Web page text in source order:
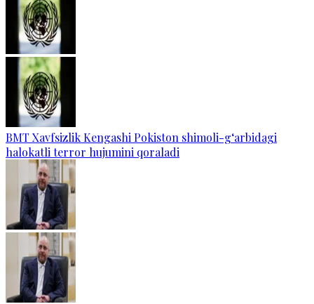
BMT Xavfsizlik Kengashi Pokiston shimoli-g‘arbidagi
halokatli terror hujumini qoraladi